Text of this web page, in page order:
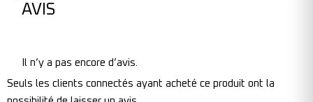
AVIS
Il n’y a pas encore d’avis.
Seuls les clients connectés ayant acheté ce produit ont la